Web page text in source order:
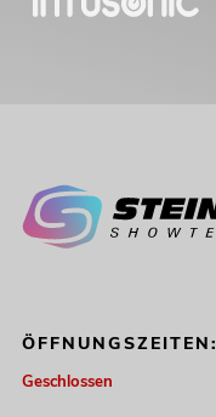
ÖFFNUNGSZEITEN:
Geschlossen